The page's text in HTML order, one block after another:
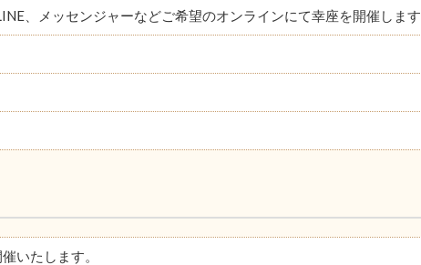
、メッセンジャーなどご希望のオンラインにて幸座を開催します
いたします。